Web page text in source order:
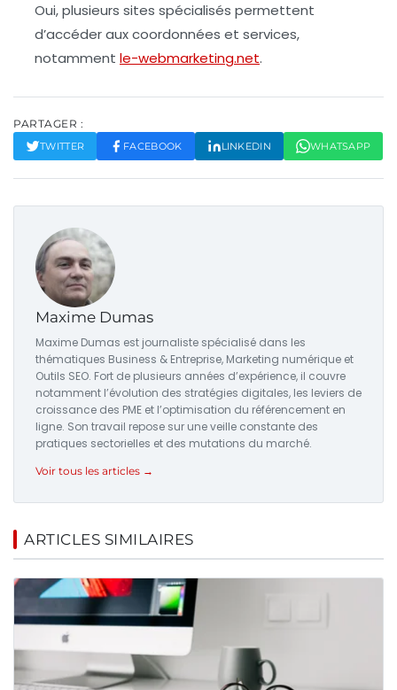
Oui, plusieurs sites spécialisés permettent
d’accéder aux coordonnées et services,
notamment le-webmarketing.net.
PARTAGER :
TWITTER FACEBOOK LINKEDIN WHATSAPP
Maxime Dumas
Maxime Dumas est journaliste spécialisé dans les
thématiques Business & Entreprise, Marketing numérique et
Outils SEO. Fort de plusieurs années d’expérience, il couvre
notamment l’évolution des stratégies digitales, les leviers de
croissance des PME et l’optimisation du référencement en
ligne. Son travail repose sur une veille constante des
pratiques sectorielles et des mutations du marché.
Voir tous les articles →
ARTICLES SIMILAIRES